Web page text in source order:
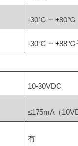
-30℃ ~ +80℃
-30℃ ~ +88℃
10-30VDC
≤175mA（
有